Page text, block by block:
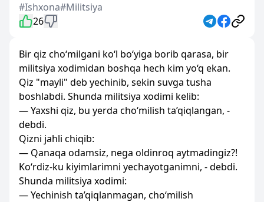
#Ishxona#Militsiya
26
Bir qiz cho‘milgani ko‘l bo‘yiga borib qarasa, bir
militsiya xodimidan boshqa hech kim yo‘q ekan.
Qiz "mayli" deb yechinib, sekin suvga tusha
boshlabdi. Shunda militsiya xodimi kelib:
— Yaxshi qiz, bu yerda cho‘milish ta’qiqlangan, -
debdi.
Qizni jahli chiqib:
— Qanaqa odamsiz, nega oldinroq aytmadingiz?!
Ko‘rdiz-ku kiyimlarimni yechayotganimni, - debdi.
Shunda militsiya xodimi:
— Yechinish ta’qiqlanmagan, cho‘milish